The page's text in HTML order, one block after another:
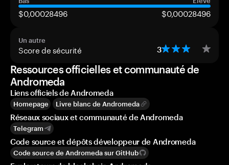
$0,00028496 $0,00028496
Un autre
Score de sécurité 3
Ressources officielles et communauté de
Andromeda
Liens officiels de Andromeda
Homepage Livre blanc de Andromeda
Réseaux sociaux et communauté de Andromeda
Telegram
Code source et dépôts développeur de Andromeda
Code source de Andromeda sur GitHub